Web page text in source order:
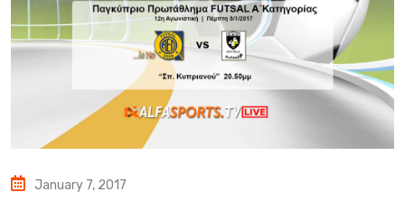
January 7, 2017